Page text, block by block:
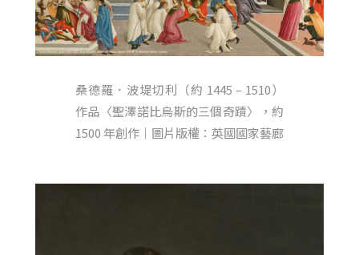
桑德羅．波堤切利（約 1445 – 1510）
作品〈聖澤諾比烏斯的三個奇蹟〉，約
1500 年創作｜圖片版權：英國國家藝廊